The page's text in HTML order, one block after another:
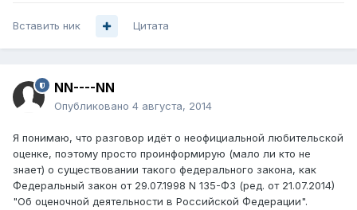
Вставить ник Цитата
NN----NN
Опубликовано 4 августа, 2014
Я понимаю, что разговор идёт о неофициальной любительской
оценке, поэтому просто проинформирую (мало ли кто не
знает) о существовании такого федерального закона, как
Федеральный закон от 29.07.1998 N 135-ФЗ (ред. от 21.07.2014)
"Об оценочной деятельности в Российской Федерации".